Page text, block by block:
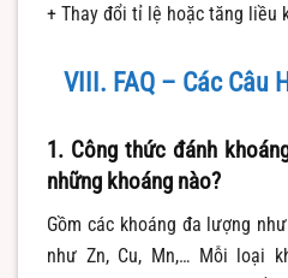
+ Thay đổi tỉ lệ hoặc tăng liều
VIII. FAQ – Các Câu
1. Công thức đánh
những khoáng nào?
Gồm các khoáng đa lượng
như Zn, Cu, Mn,… Mỗi loại